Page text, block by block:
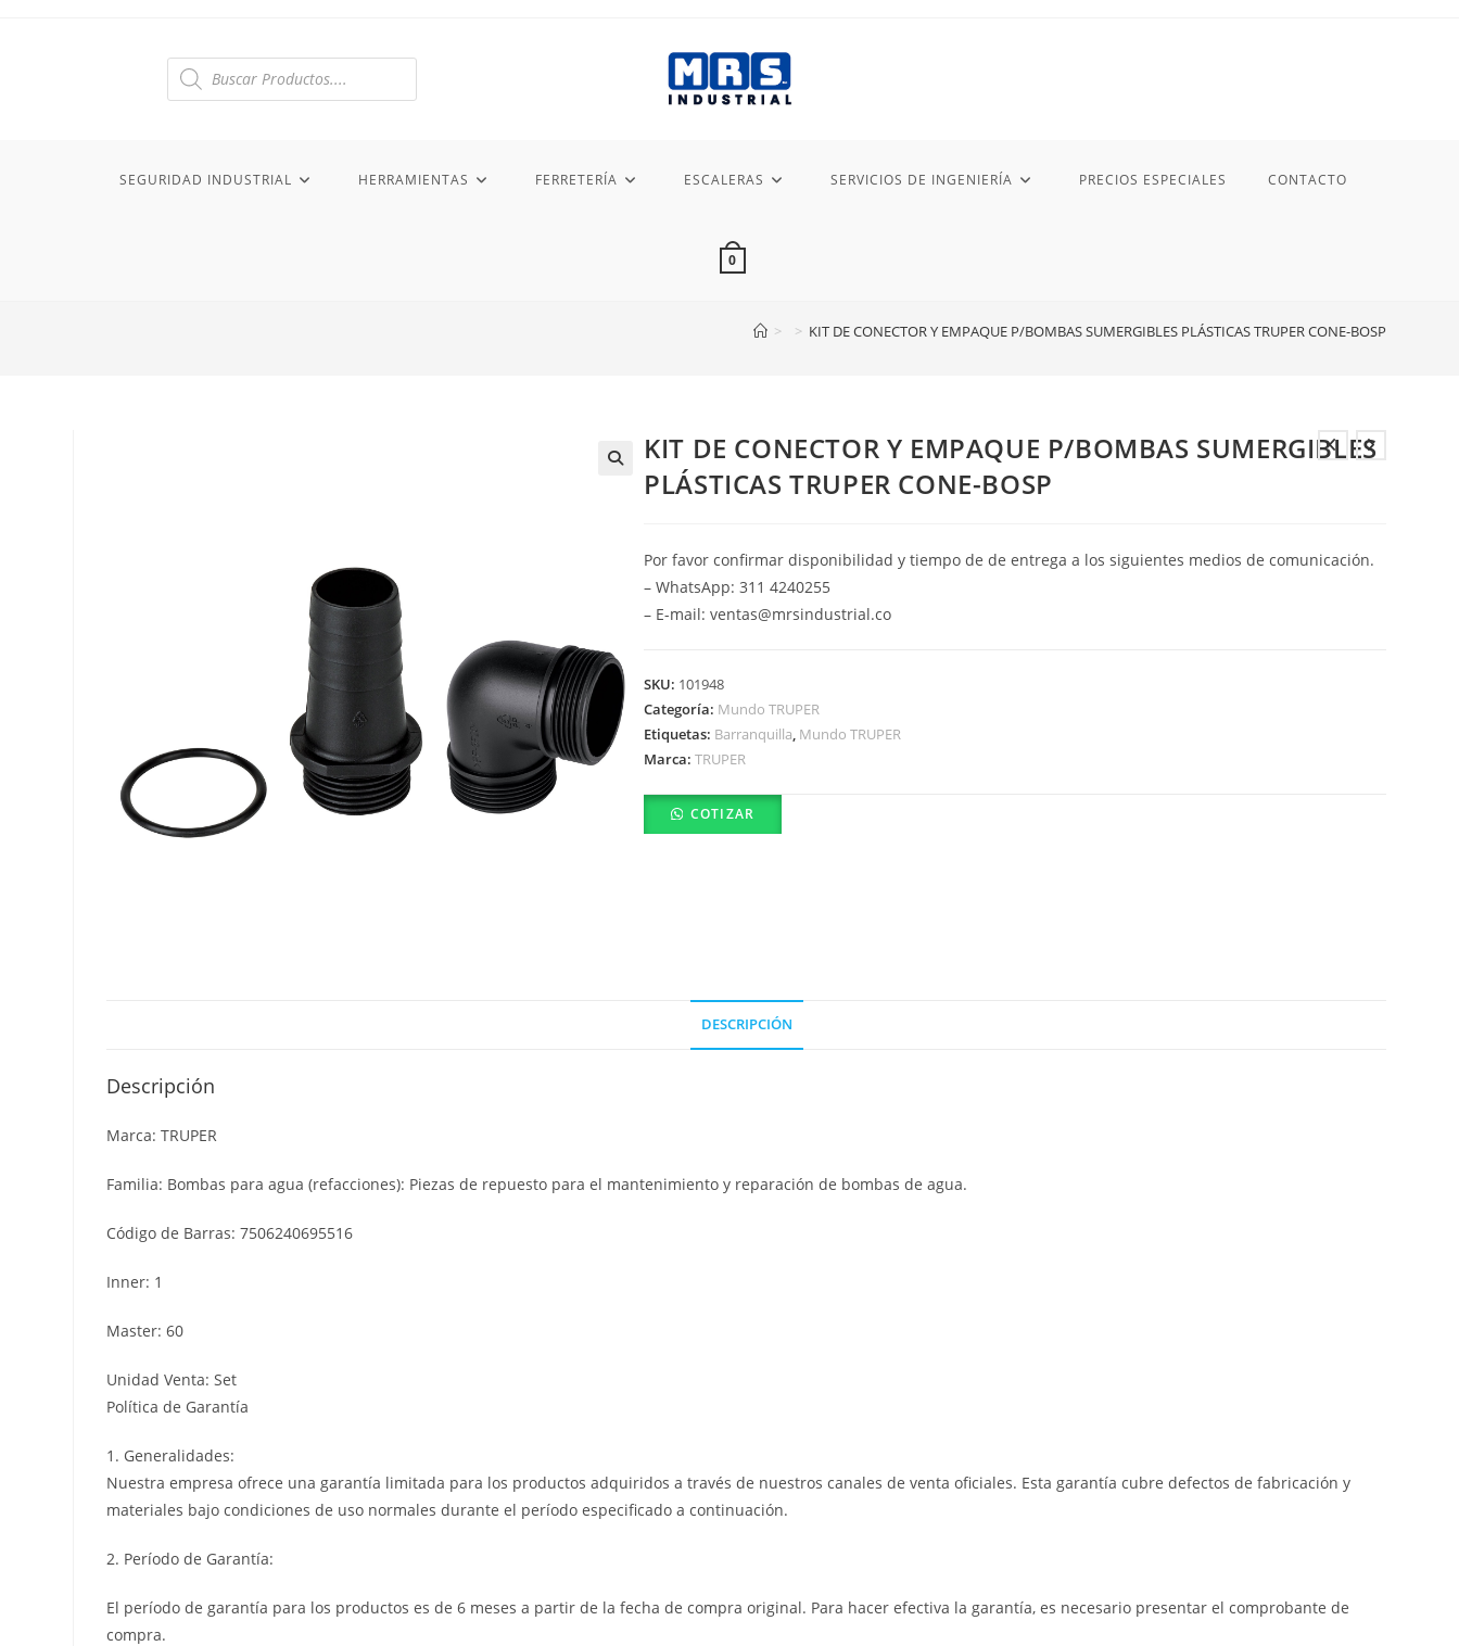
Búsqueda
SEGURIDAD INDUSTRIAL HERRAMIENTAS FERRETERÍA ESCALERAS SERVICIOS DE INGENIERÍA PRECIOS ESPECIALES CONTACTO
0
> > KIT DE CONECTOR Y EMPAQUE P/BOMBAS SUMERGIBLES PLÁSTICAS TRUPER CONE-BOSP
KIT DE CONECTOR Y EMPAQUE P/BOMBAS SUMERGIBLES
PLÁSTICAS TRUPER CONE-BOSP
Por favor confirmar disponibilidad y tiempo de de entrega a los siguientes medios de comunicación.
– WhatsApp: 311 4240255
– E-mail: ventas@mrsindustrial.co
SKU: 101948
Categoría: Mundo TRUPER
Etiquetas: Barranquilla Mundo TRUPER
Marca:TRUPER
COTIZAR
DESCRIPCIÓN
Descripción
Marca: TRUPER
Familia: Bombas para agua (refacciones): Piezas de repuesto para el mantenimiento y reparación de bombas de agua.
Código de Barras: 7506240695516
Inner: 1
Master: 60
Unidad Venta: Set
Política de Garantía
1. Generalidades:
Nuestra empresa ofrece una garantía limitada para los productos adquiridos a través de nuestros canales de venta oficiales. Esta garantía cubre defectos de fabricación y
materiales bajo condiciones de uso normales durante el período especificado a continuación.
2. Período de Garantía:
El período de garantía para los productos es de 6 meses a partir de la fecha de compra original. Para hacer efectiva la garantía, es necesario presentar el comprobante de
compra.